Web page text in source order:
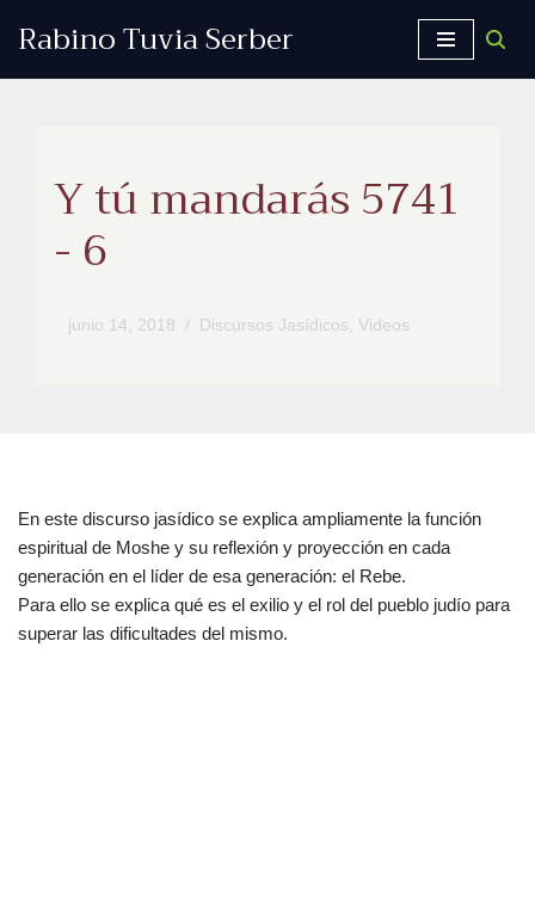
Rabino Tuvia Serber
Y tú mandarás 5741
- 6
junio 14, 2018 Discursos Jasídicos, Videos
En este discurso jasídico se explica ampliamente la función
espiritual de Moshe y su reflexión y proyección en cada
generación en el líder de esa generación: el Rebe.
Para ello se explica qué es el exilio y el rol del pueblo judío para
superar las dificultades del mismo.